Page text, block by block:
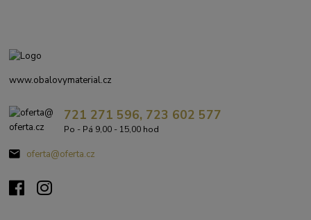
www.obalovymaterial.cz
721 271 596, 723 602 577
Po - Pá 9,00 - 15,00 hod
oferta@oferta.cz